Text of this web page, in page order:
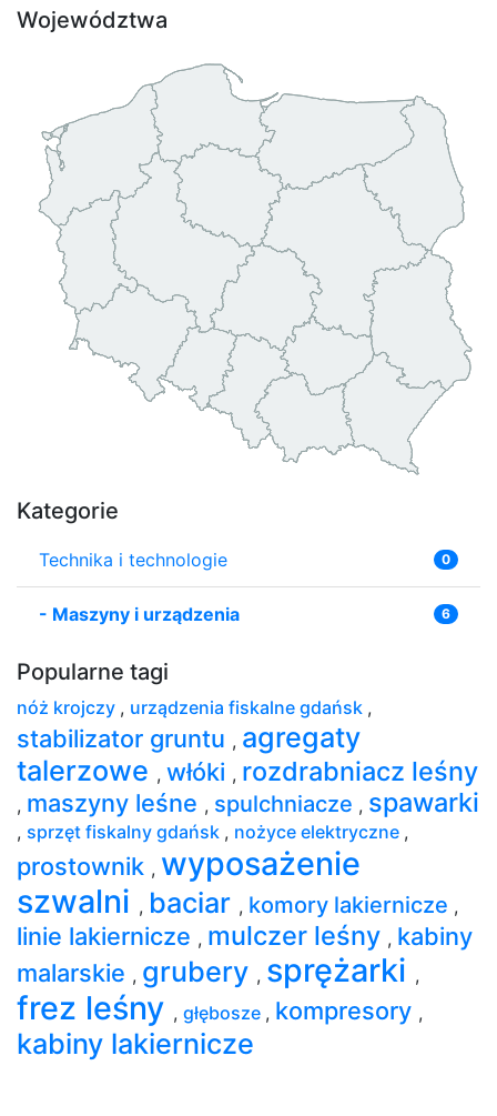
Województwa
Kategorie
Technika i technologie 0
- Maszyny i urządzenia 6
Popularne tagi
nóż krojczy , urządzenia fiskalne gdańsk ,
stabilizator gruntu , agregaty
talerzowe , włóki , rozdrabniacz leśny
, maszyny leśne , spulchniacze , spawarki
, sprzęt fiskalny gdańsk , nożyce elektryczne ,
prostownik , wyposażenie
szwalni , baciar , komory lakiernicze ,
linie lakiernicze , mulczer leśny , kabiny
malarskie , grubery , sprężarki ,
frez leśny , głębosze , kompresory ,
kabiny lakiernicze